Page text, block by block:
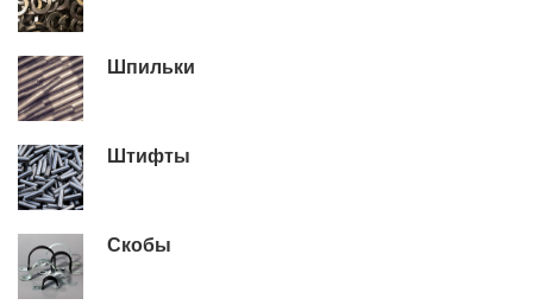
Шпильки
Штифты
Скобы